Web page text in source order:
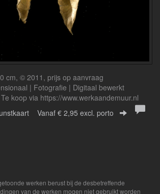
cm, © 2011, prijs op aanvraag
| Fotografie | Digitaal bewerkt
koop via https://www.werkaandemuur.nl
Vanaf € 2,95 excl. porto
werken berust bij de desbetreffende
van de werken mogen niet gebruikt worden